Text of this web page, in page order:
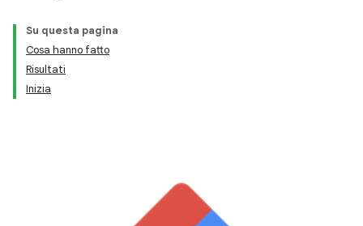
Su questa pagina
Cosa hanno fatto
Risultati
Inizia